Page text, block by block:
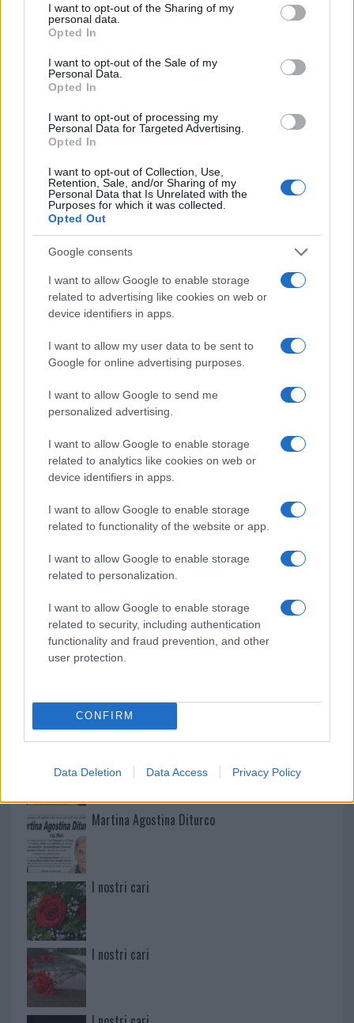
not limited to your visit or usage behaviour. You may click to
grant or deny consent to Google and its third-party tags to
use your data for below specified purposes in below Google
consent section.
I want to opt-out of the Sharing of my
personal data.
Opted In
I want to opt-out of the Sale of my
Personal Data.
Opted In
I want to opt-out of processing my
Personal Data for Targeted Advertising.
Opted In
I want to opt-out of Collection, Use,
Retention, Sale, and/or Sharing of my
Personal Data that Is Unrelated with the
Purposes for which it was collected.
Opted Out
Google consents
I want to allow Google to enable storage
related to advertising like cookies on web or
device identifiers in apps.
I want to allow my user data to be sent to
Google for online advertising purposes.
I want to allow Google to send me
personalized advertising.
I want to allow Google to enable storage
related to analytics like cookies on web or
device identifiers in apps.
I want to allow Google to enable storage
related to functionality of the website or app.
I want to allow Google to enable storage
related to personalization.
I want to allow Google to enable storage
related to security, including authentication
functionality and fraud prevention, and other
user protection.
CONFIRM
Data Deletion Data Access Privacy Policy
Soccorso tra i mega yacht sulla spiaggia di La
Maddalena: cosa è successo
Scontro Misericordia-Comune: Oltre le Bocche
Salvini contestato a L’Agnata, il ministro
interviene: “Amo De Andrè che democrazia è?”
Porto Taverna, strage di pesci nello stagno:
scattano le prime bonifiche
Olbia, stretta sulla sicurezza per il Red Valley
2026: tutti i divieti
Santa Teresa Gallura, nuove regole per la
raccolta differenziata
Robbie Williams incanta il gala del Big Art
NECROLOGIE
Martina Agostina Diturco
I nostri cari
I nostri cari